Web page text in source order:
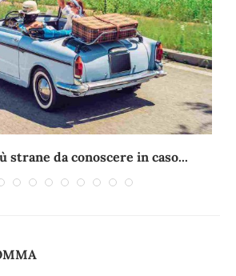
strane da conoscere in caso...